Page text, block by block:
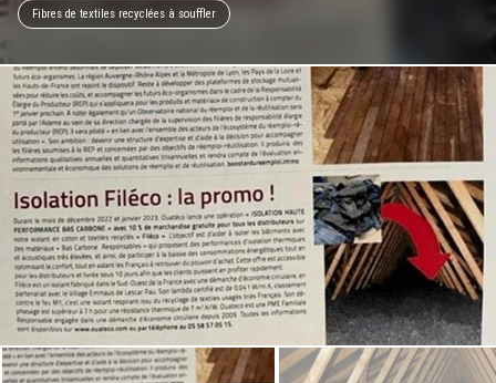
Fibres de textiles recyclées à souffler